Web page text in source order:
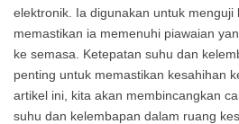
elektronik. Ia digunakan untuk menguji
memastikan ia memenuhi piawaian
ke semasa. Ketepatan suhu dan
penting untuk memastikan kesahihan
artikel ini, kita akan membincangkan
suhu dan kelembapan dalam ruang